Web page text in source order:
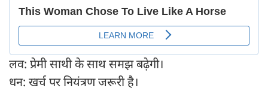
लव: प्रेमी साथी के साथ समझ बढ़ेगी।
धन: खर्च पर नियंत्रण जरूरी है।